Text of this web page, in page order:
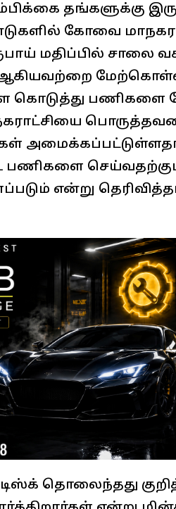
தங்களுக்கு
கோவை
மதிப்பில் சாலை
ஆகியவற்றை
கொடுத்து
பணிகளை
என்று
தொலைந்தது